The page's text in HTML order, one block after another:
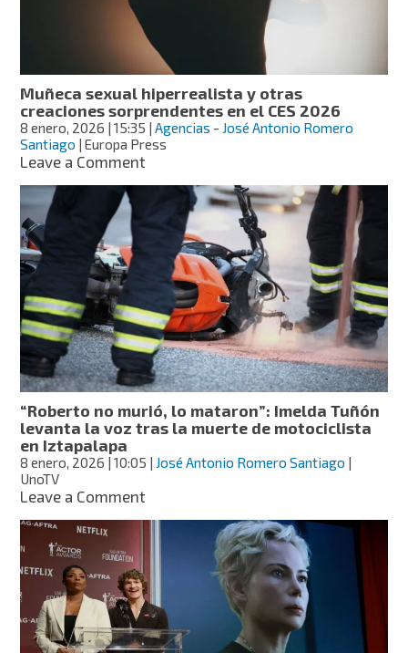
su
segundo
bebé
Muñeca sexual hiperrealista y otras
creaciones sorprendentes en el CES 2026
8 enero, 2026 | 15:35 |Agencias - José Antonio Romero
Santiago | Europa Press
Leave a Commenton
sexual
hiperrealista
y
otras
creaciones
sorprendentes
en
el
CES
2026
“Roberto no murió, lo mataron”: Imelda Tuñón
levanta la voz tras la muerte de motociclista
en Iztapalapa
8 enero, 2026 | 10:05 | José Antonio Romero Santiago |
UnoTV
Leave a Commenton
no
mataron”:
Imelda
Tuñón
levanta